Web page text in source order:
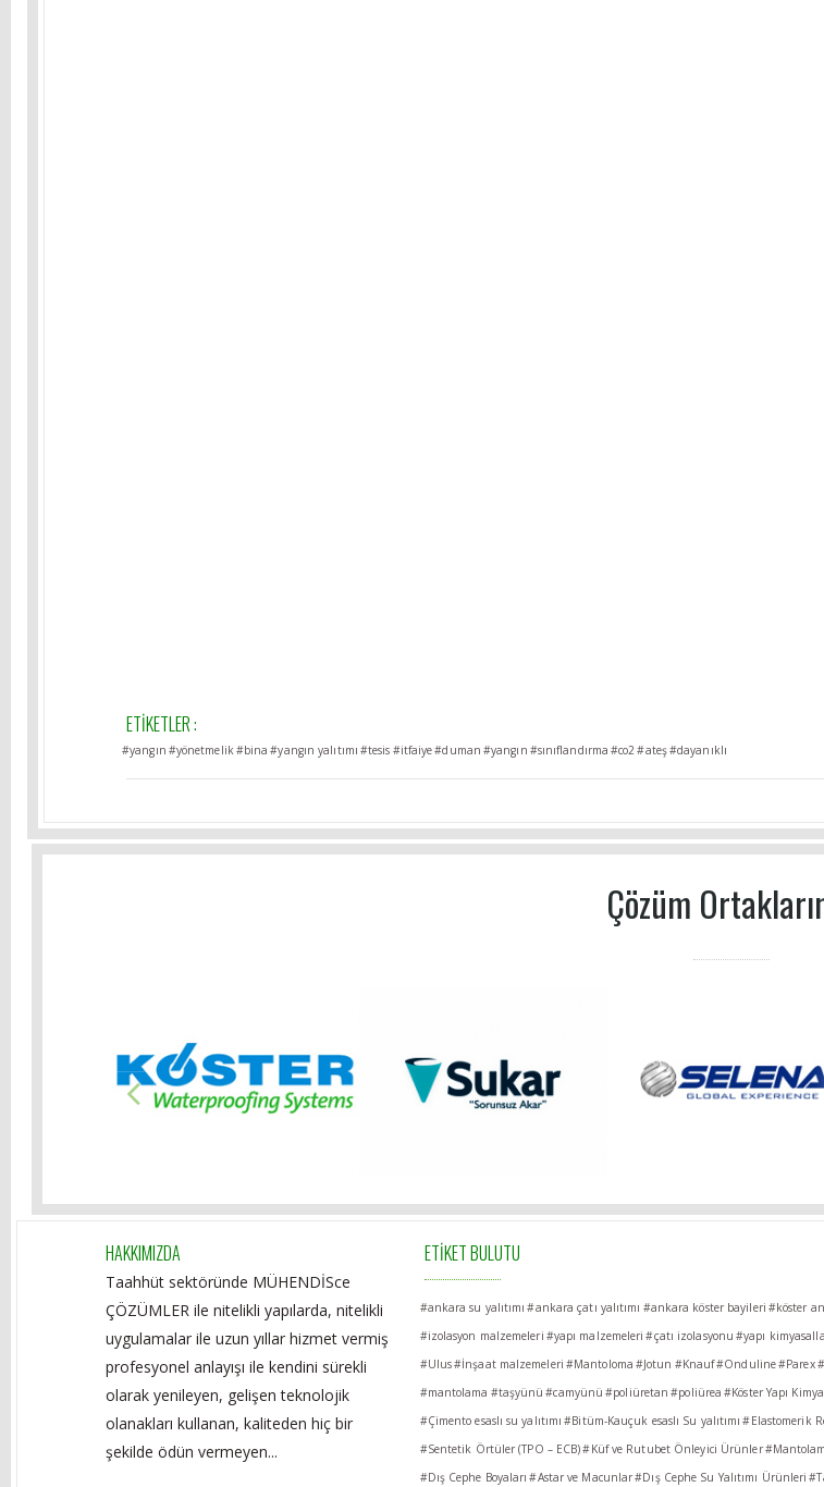
ETİKETLER :
#yangın #yönetmelik#bina #yangın yalıtımı #tesis #itfaiye#duman #yangın #sınıflandırma #co2#ateş#dayanıklı
Çözüm
HAKKIMIZDA
Taahhüt sektöründe MÜHENDİSce
ÇÖZÜMLER ile nitelikli yapılarda, nitelikli
uygulamalar ile uzun yıllar hizmet vermiş
profesyonel anlayışı ile kendini sürekli
olarak yenileyen, gelişen teknolojik
olanakları kullanan, kaliteden hiç bir
şekilde ödün vermeyen...
ETİKET BULUTU
#ankara su yalıtımı #ankara çatı yalıtımı #ankara köster bayileri #köster
#izolasyon malzemeleri #yapı malzemeleri #çatı izolasyonu #yapı
#Ulus#İnşaat malzemeleri #Mantoloma #Jotun #Knauf#Onduline#Parex
#mantolama #taşyünü #camyünü #poliüretan #poliürea #Köster Yapı
#Çimento esaslı su yalıtımı #Bitüm-Kauçuk esaslı Su yalıtımı #Elastomerik
#Sentetik Örtüler (TPO – ECB)#Küf ve Rutubet Önleyici Ürünler
#Dış Cephe Boyaları #Astar ve Macunlar#Dış Cephe Su Yalıtımı Ürünleri